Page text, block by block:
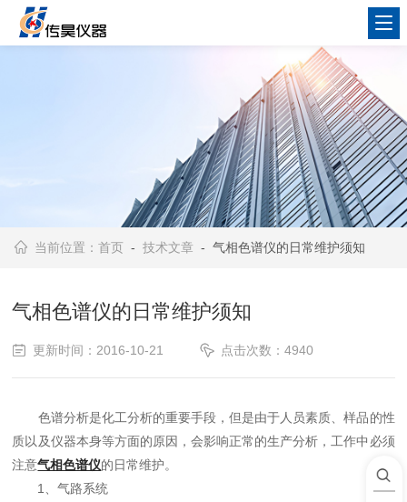
当前位置：首页 -技术文章 - 气相色谱仪的日常维护须知
气相色谱仪的日常维护须知
更新时间：2016-10-21 点击次数：4940
色谱分析是化工分析的重要手段，但是由于人员素质、样品的性
质以及仪器本身等方面的原因，会影响正常的生产分析，工作中必须
注意气相色谱仪的日常维护。
1、气路系统